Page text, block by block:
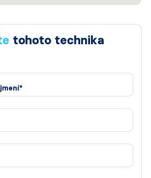
tohoto technika